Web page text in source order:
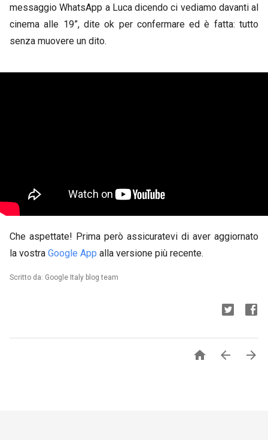
messaggio WhatsApp a Luca dicendo ci vediamo davanti al
cinema alle 19”, dite ok per confermare ed è fatta: tutto
senza muovere un dito.
Che aspettate! Prima però assicuratevi di aver aggiornato
la vostra Google App alla versione più recente.
Scritto da: Google Italy blog team
  